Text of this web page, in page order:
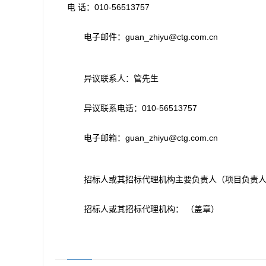
电 话：010-56513757
电子邮件：guan_zhiyu@ctg.com.cn
异议联系人：管先生
异议联系电话：010-56513757
电子邮箱：guan_zhiyu@ctg.com.cn
招标人或其招标代理机构主要负责人（项目负责人
招标人或其招标代理机构： （盖章）